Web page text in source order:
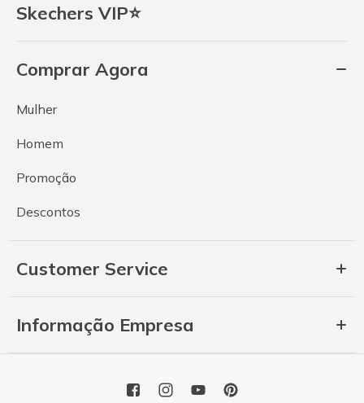
Skechers VIP⭐
Comprar Agora
Mulher
Homem
Promoção
Descontos
Customer Service
Informação Empresa